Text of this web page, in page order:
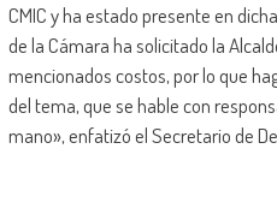
CMIC y ha estado presente en
de la Cámara ha solicitado la
mencionados costos, por lo que
del tema, que se hable con
mano», enfatizó el Secretario de